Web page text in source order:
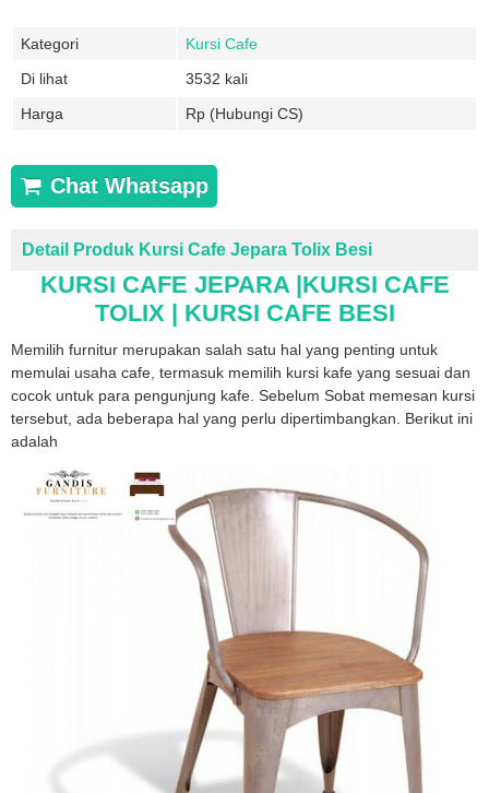
Kategori
Kursi Cafe
Di lihat
3532 kali
Harga
Rp (Hubungi CS)
Chat Whatsapp
Detail Produk Kursi Cafe Jepara Tolix Besi
KURSI CAFE JEPARA |KURSI CAFE
TOLIX | KURSI CAFE BESI
Memilih furnitur merupakan salah satu hal yang penting untuk
memulai usaha cafe, termasuk memilih kursi kafe yang sesuai dan
cocok untuk para pengunjung kafe. Sebelum Sobat memesan kursi
tersebut, ada beberapa hal yang perlu dipertimbangkan. Berikut ini
adalah